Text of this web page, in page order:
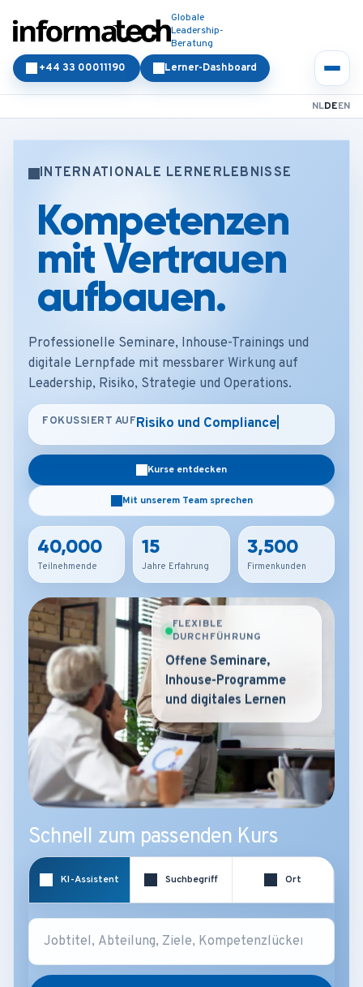
Globale
Leadership-
Beratung
Lerner-Dashboard
+44 33 00011190
NLDEEN
INTERNATIONALE LERNERLEBNISSE
Kompetenzen
mit Vertrauen
aufbauen.
Professionelle Seminare, Inhouse-Trainings und
digitale Lernpfade mit messbarer Wirkung auf
Leadership, Risiko, Strategie und Operations.
FOKUSSIERT AUFStrategi
Kurse entdecken
Mit unserem Team sprechen
40,000
Teilnehmende
15
Jahre Erfahrung
3,500
Firmenkunden
FLEXIBLE
DURCHFÜHRUNG
Offene Seminare,
Inhouse-Programme
und digitales Lernen
Schnell zum passenden Kurs
KI-Assistent Suchbegriff Ort